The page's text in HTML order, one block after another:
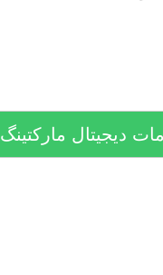
دیجیتال مارکتینگ